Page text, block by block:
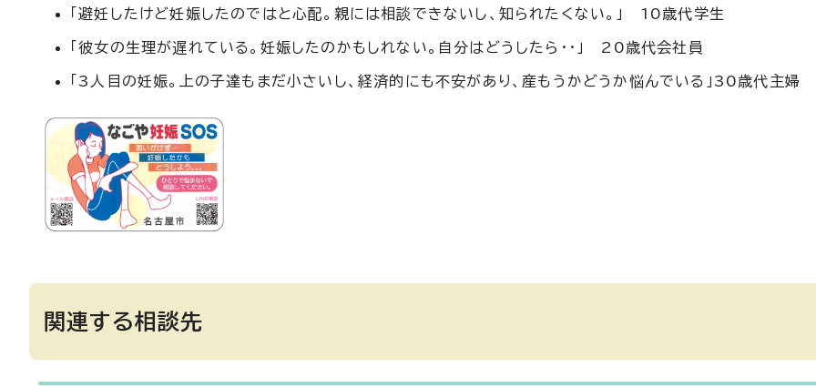
「避妊したけど妊娠したのではと心配。親には相談できないし、知られたくない。」 10歳代学生
「彼女の生理が遅れている。妊娠したのかもしれない。自分はどうしたら・・」 20歳代会社員
「3人目の妊娠。上の子達もまだ小さいし、経済的にも不安があり、産もうかどうか悩んでいる」30歳代主婦
関連する相談先